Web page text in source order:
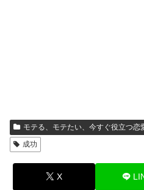
モテる、モテたい、今すぐ役立つ恋
成功
X